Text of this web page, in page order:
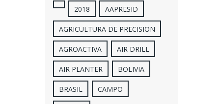
2018 AAPRESID
AGRICULTURA DE PRECISION
AGROACTIVA AIR DRILL
AIR PLANTER BOLIVIA
BRASIL CAMPO